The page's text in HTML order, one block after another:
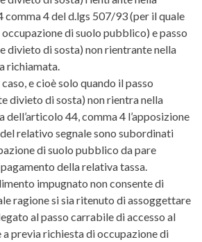
comma 4 del d.lgs 507/93 (per il quale
di suolo pubblico) e passo
divieto di sosta) non rientrante nella
richiamata.
e cioè solo quando il passo
divieto di sosta) non rientra nella
44, comma 4 l’apposizione
relativo segnale sono subordinati
di suolo pubblico da pare
della relativa tassa.
impugnato non consente di
ragione si sia ritenuto di assoggettare
al passo carrabile di accesso al
previa richiesta di occupazione di